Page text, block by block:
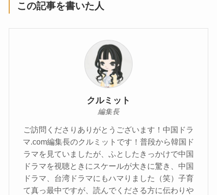
この記事を書いた人
クルミット
編集長
ご訪問くださりありがとうございます！中国ドラ
マ.com編集長のクルミットです！普段から韓国ド
ラマを見ていましたが、ふとしたきっかけで中国
ドラマを視聴ときにスケールが大きに驚き、中国
ドラマ、台湾ドラマにもハマりました（笑）子育
て真っ最中ですが、読んでくださる方に伝わりや